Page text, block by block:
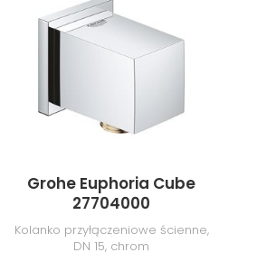
Grohe Euphoria Cube
27704000
Kolanko przyłączeniowe ścienne,
DN 15, chrom